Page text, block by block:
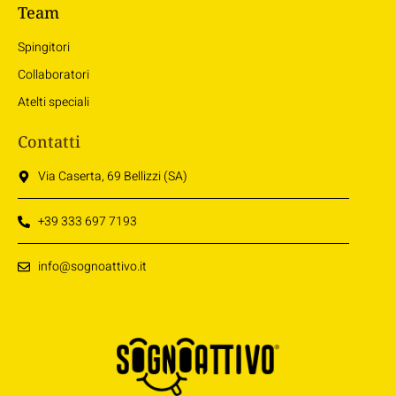
Team
Spingitori
Collaboratori
Atelti speciali
Contatti
Via Caserta, 69 Bellizzi (SA)
+39 333 697 7193
info@sognoattivo.it